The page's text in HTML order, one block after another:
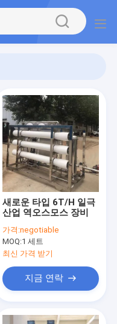
새로운 타입 6T/H 일극
산업 역오스모스 장비
가격:negotiable
MOQ:1 세트
최신 가격 받기
지금 연락